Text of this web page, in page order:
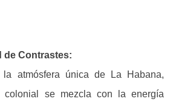
de Contrastes:
la atmósfera única de La Habana,
colonial se mezcla con la energía